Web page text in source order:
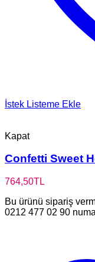
İstek Listeme Ekle
Kapat
Confetti Sweet
764,50TL
Bu ürünü sipariş
0212 477 02 90